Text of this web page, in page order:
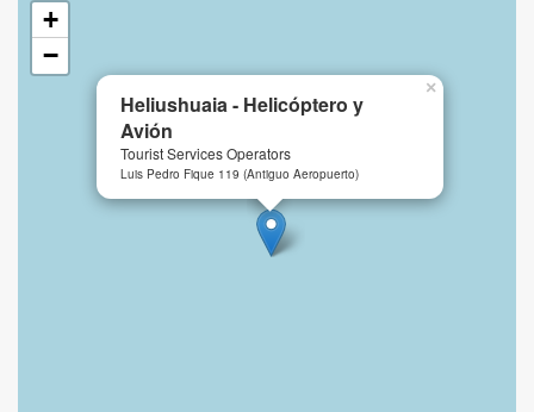
Heliushuaia - Helicóptero y
Avión
Tourist Services Operators
Luis Pedro Fique 119 (Antiguo Aeropuerto)
×
+
−